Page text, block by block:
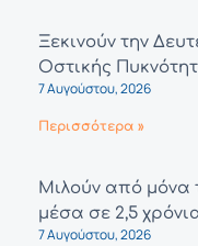
Ξεκινούν την
Οστικής
7 Αυγούστου, 2026
Περισσότερα »
Μιλούν από μόνα
μέσα σε 2,5
7 Αυγούστου, 2026